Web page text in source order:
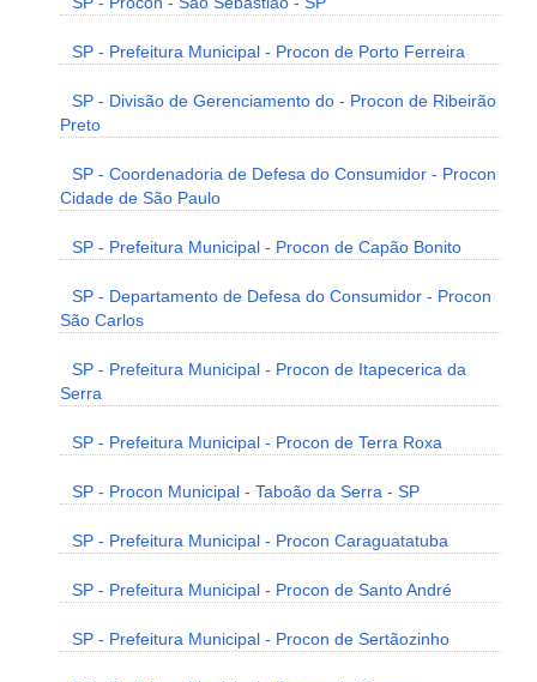
SP - Prefeitura Municipal - Procon de Porto Ferreira
SP - Divisão de Gerenciamento do - Procon de Ribeirão
Preto
SP - Coordenadoria de Defesa do Consumidor - Procon
Cidade de São Paulo
SP - Prefeitura Municipal - Procon de Capão Bonito
SP - Departamento de Defesa do Consumidor - Procon
São Carlos
SP - Prefeitura Municipal - Procon de Itapecerica da
Serra
SP - Prefeitura Municipal - Procon de Terra Roxa
SP - Procon Municipal - Taboão da Serra - SP
SP - Prefeitura Municipal - Procon Caraguatatuba
SP - Prefeitura Municipal - Procon de Santo André
SP - Prefeitura Municipal - Procon de Sertãozinho